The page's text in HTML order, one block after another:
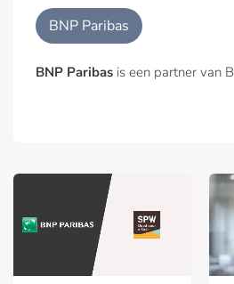
BNP Paribas
BNP Paribas is een partner van